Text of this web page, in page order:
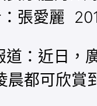
張愛麗
道：近日，
都可欣